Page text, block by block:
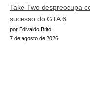
Take-Two despreocupa
sucesso do GTA 6
por Edivaldo Brito
7 de agosto de 2026